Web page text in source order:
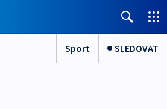
Sport SLEDOVAT